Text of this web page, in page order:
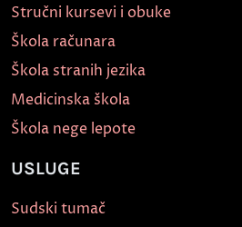
Stručni kursevi i obuke
Škola računara
Škola stranih jezika
Medicinska škola
Škola nege lepote
USLUGE
Sudski tumač